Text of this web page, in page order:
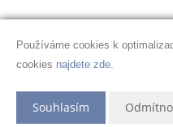
Používáme cookies k
cookies najdete zde.
Souhlasím